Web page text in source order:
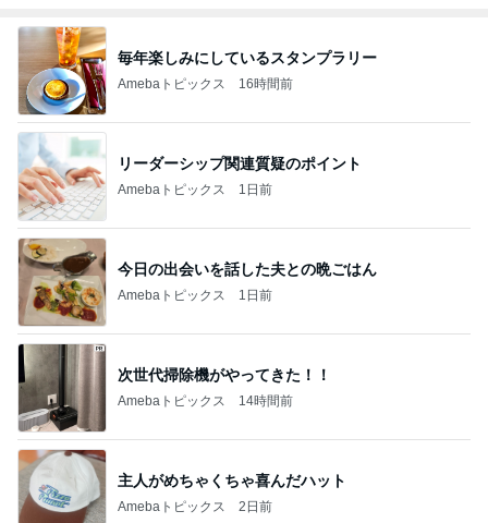
毎年楽しみにしているスタンプラリー
Amebaトピックス 16時間前
リーダーシップ関連質疑のポイント
Amebaトピックス 1日前
今日の出会いを話した夫との晩ごはん
Amebaトピックス 1日前
次世代掃除機がやってきた！！
Amebaトピックス 14時間前
主人がめちゃくちゃ喜んだハット
Amebaトピックス 2日前